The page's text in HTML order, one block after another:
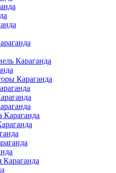
Караганда
Караганда
Караганда
Караганда